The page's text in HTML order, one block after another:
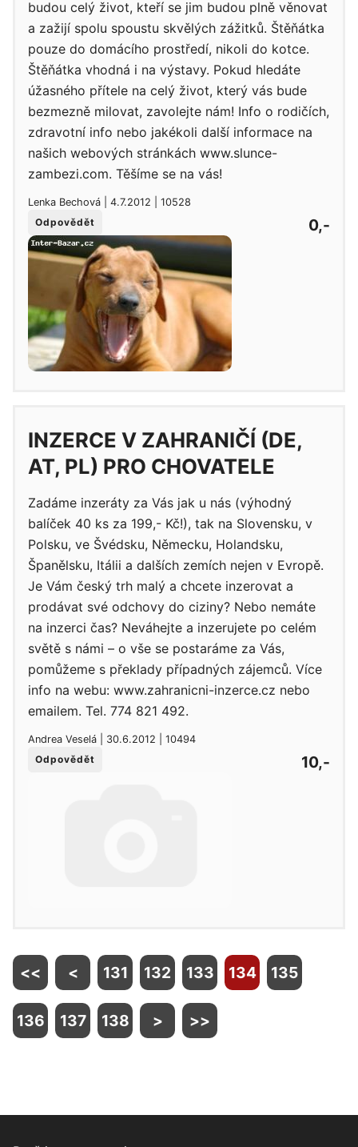
budou celý život, kteří se jim budou plně věnovat
a zažijí spolu spoustu skvělých zážitků. Štěňátka
pouze do domácího prostředí, nikoli do kotce.
Štěňátka vhodná i na výstavy. Pokud hledáte
úžasného přítele na celý život, který vás bude
bezmezně milovat, zavolejte nám! Info o rodičích,
zdravotní info nebo jakékoli další informace na
našich webových stránkách www.slunce-
zambezi.com. Těšíme se na vás!
Lenka Bechová | 4.7.2012 | 10528
Odpovědět
0,-
INZERCE V ZAHRANIČÍ (DE,
AT, PL) PRO CHOVATELE
Zadáme inzeráty za Vás jak u nás (výhodný
balíček 40 ks za 199,- Kč!), tak na Slovensku, v
Polsku, ve Švédsku, Německu, Holandsku,
Španělsku, Itálii a dalších zemích nejen v Evropě.
Je Vám český trh malý a chcete inzerovat a
prodávat své odchovy do ciziny? Nebo nemáte
na inzerci čas? Neváhejte a inzerujete po celém
světě s námi – o vše se postaráme za Vás,
pomůžeme s překlady případných zájemců. Více
info na webu: www.zahranicni-inzerce.cz nebo
emailem. Tel. 774 821 492.
Andrea Veselá | 30.6.2012 | 10494
Odpovědět
10,-
<< < 131 132 133 134 135
136 137 138 > >>